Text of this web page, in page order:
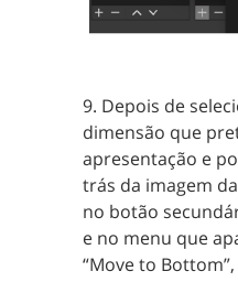
9. Depois de
dimensão que
apresentação e
trás da imagem
no botão
e no menu que
“Move to